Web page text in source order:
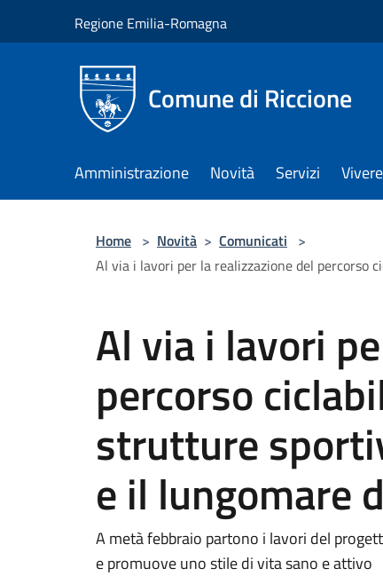
Regione Emilia-Romagna
Comune di Riccione
Amministrazione Novità Servizi
Home > Novità > Comunicati >
Al via i lavori per la realizzazione del percorso
Al via i lavori
percorso
strutture
e il lungomare
A metà febbraio partono i lavori del
e promuove uno stile di vita sano e attivo